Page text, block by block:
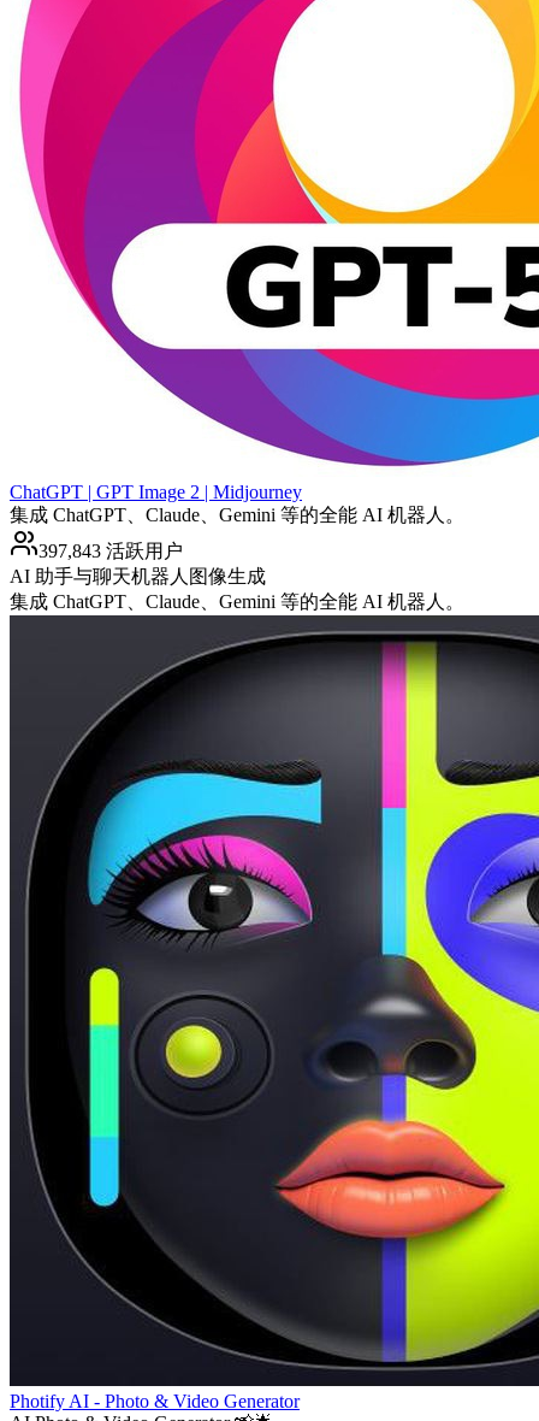
ChatGPT | GPT Image 2 | Midjourney
集成 ChatGPT、Claude、Gemini 等的全能 AI 机器人。
397,843 活跃用户
AI 助手与聊天机器人 图像生成
集成 ChatGPT、Claude、Gemini 等的全能 AI 机器人。
Photify AI - Photo & Video Generator